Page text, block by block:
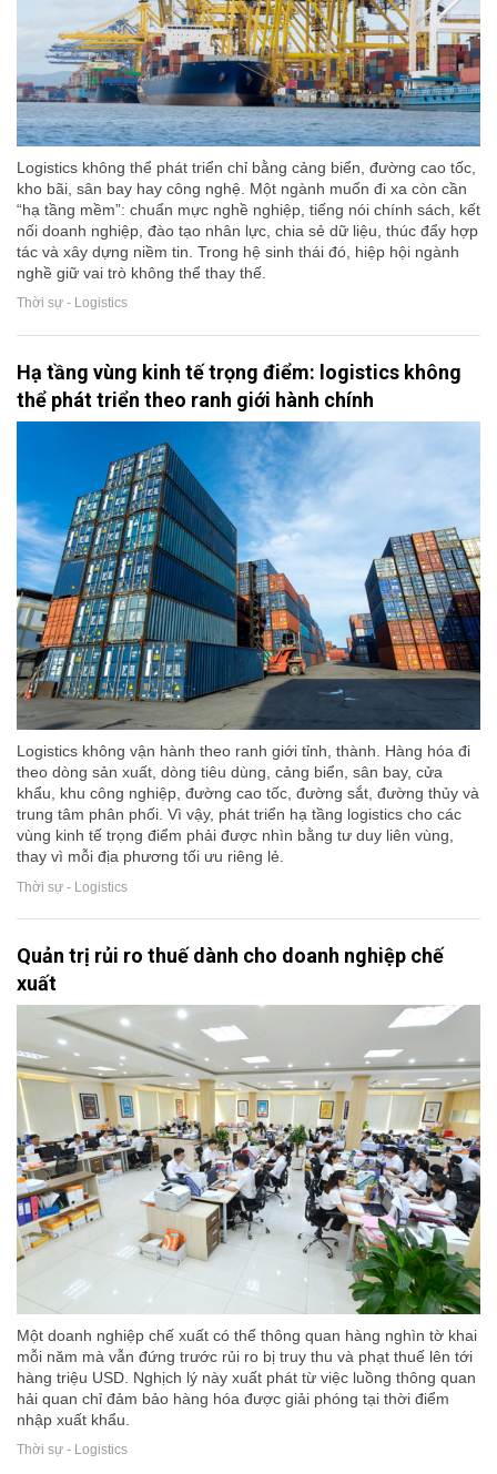
Logistics không thể phát triển chỉ bằng cảng biển, đường cao tốc,
kho bãi, sân bay hay công nghệ. Một ngành muốn đi xa còn cần
“hạ tầng mềm”: chuẩn mực nghề nghiệp, tiếng nói chính sách, kết
nối doanh nghiệp, đào tạo nhân lực, chia sẻ dữ liệu, thúc đẩy hợp
tác và xây dựng niềm tin. Trong hệ sinh thái đó, hiệp hội ngành
nghề giữ vai trò không thể thay thế.
Thời sự - Logistics
Hạ tầng vùng kinh tế trọng điểm: logistics không
thể phát triển theo ranh giới hành chính
Logistics không vận hành theo ranh giới tỉnh, thành. Hàng hóa đi
theo dòng sản xuất, dòng tiêu dùng, cảng biển, sân bay, cửa
khẩu, khu công nghiệp, đường cao tốc, đường sắt, đường thủy và
trung tâm phân phối. Vì vậy, phát triển hạ tầng logistics cho các
vùng kinh tế trọng điểm phải được nhìn bằng tư duy liên vùng,
thay vì mỗi địa phương tối ưu riêng lẻ.
Thời sự - Logistics
Quản trị rủi ro thuế dành cho doanh nghiệp chế
xuất
Một doanh nghiệp chế xuất có thể thông quan hàng nghìn tờ khai
mỗi năm mà vẫn đứng trước rủi ro bị truy thu và phạt thuế lên tới
hàng triệu USD. Nghịch lý này xuất phát từ việc luồng thông quan
hải quan chỉ đảm bảo hàng hóa được giải phóng tại thời điểm
nhập xuất khẩu.
Thời sự - Logistics